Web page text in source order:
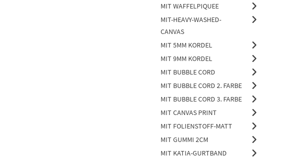
MIT WAFFELPIQUEE
MIT-HEAVY-WASHED-
CANVAS
MIT 5MM KORDEL
MIT 9MM KORDEL
MIT BUBBLE CORD
MIT BUBBLE CORD 2. FARBE
MIT BUBBLE CORD 3. FARBE
MIT CANVAS PRINT
MIT FOLIENSTOFF-MATT
MIT GUMMI 2CM
MIT KATIA-GURTBAND